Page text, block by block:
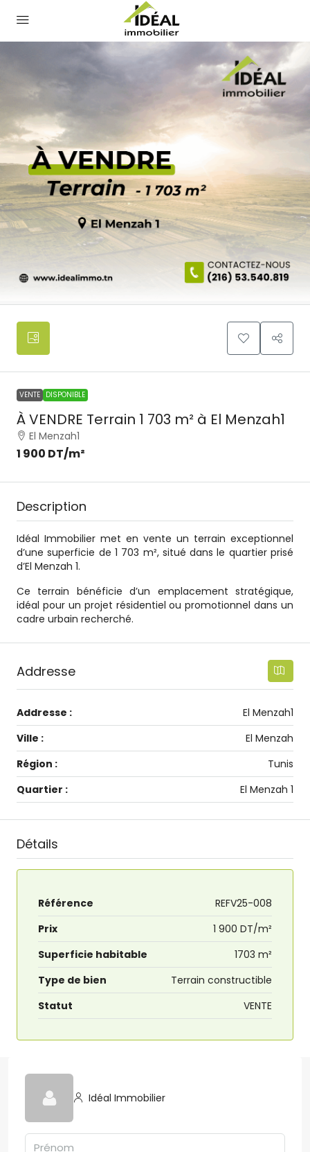
VENTE DISPONIBLE
À VENDRE Terrain 1 703 m² à El Menzah1
El Menzah1
1 900 DT/m²
Description
Idéal Immobilier met en vente un terrain exceptionnel
d’une superficie de 1 703 m², situé dans le quartier prisé
d’El Menzah 1.
Ce terrain bénéficie d’un emplacement stratégique,
idéal pour un projet résidentiel ou promotionnel dans un
cadre urbain recherché.
Addresse
Addresse :
El Menzah1
Ville :
El Menzah
Région :
Tunis
Quartier :
El Menzah 1
Détails
Référence
REFV25-008
Prix
1 900 DT/m²
Superficie habitable
1703 m²
Type de bien
Terrain constructible
Statut
VENTE
Idéal Immobilier